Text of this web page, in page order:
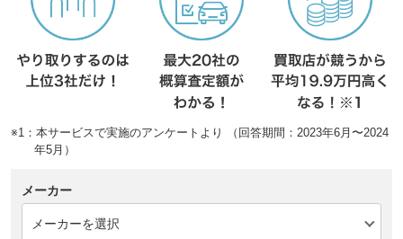
※1：本サービスで実施のアンケートより （回答期間：2023年6月〜2024
年5月）
メーカー